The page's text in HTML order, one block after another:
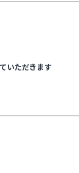
ただきます